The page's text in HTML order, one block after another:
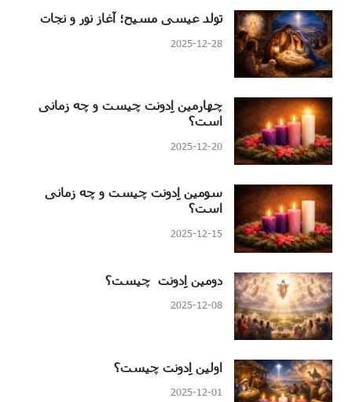
تولد عیسی مسیح؛ آغاز نور و نجات
2025-12-28
چهارمین اِدونت چیست و چه زمانی
است؟
2025-12-20
سومین اِدونت چیست و چه زمانی
است؟
2025-12-15
دومین اِدونت چیست؟
2025-12-08
اولین اِدونت چیست؟
2025-12-01